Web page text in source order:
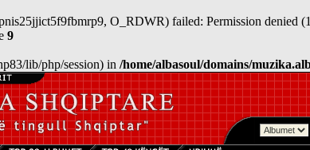
O_RDWR) failed: Permission denied
9
lib/php/session) in /home/albasoul/domains/